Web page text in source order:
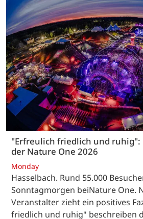
"Erfreulich friedlich und ruhig":
der Nature One 2026
Monday
Hasselbach. Rund 55.000
Sonntagmorgen beiNature One.
Veranstalter zieht ein positives
friedlich und ruhig" beschreiben